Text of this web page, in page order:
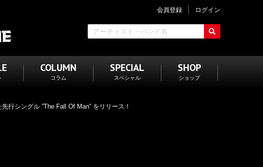
会員登録 ログイン
COLUMN
コラム
SPECIAL
スペシャル
SHOP
ショップ
行シングル ”The Fall Of Man” をリリース！